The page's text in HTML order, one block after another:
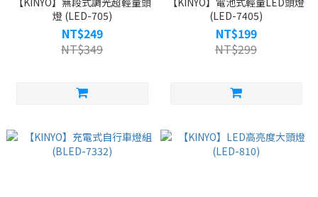
燈 (LED-705)
NT$249
NT$349
(LED-7405)
NT$199
NT$299